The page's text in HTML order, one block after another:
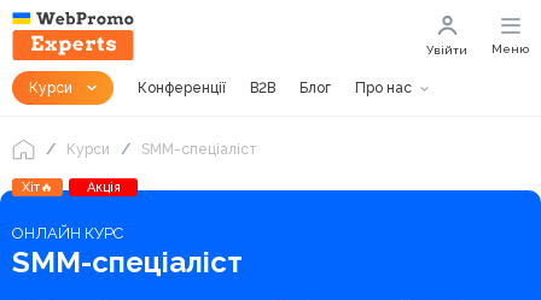
Курси Конференції B2B Блог Про нас
Увійти Меню
Курси SMM-спеціаліст
Хіт🔥 Акція
ОНЛАЙН КУРС
SMM-спеціаліст